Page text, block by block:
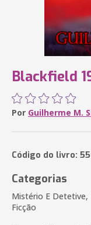
Blackfield
Por Guilherme M.
Código do livro:
Categorias
Mistério E Detetive,
Ficção